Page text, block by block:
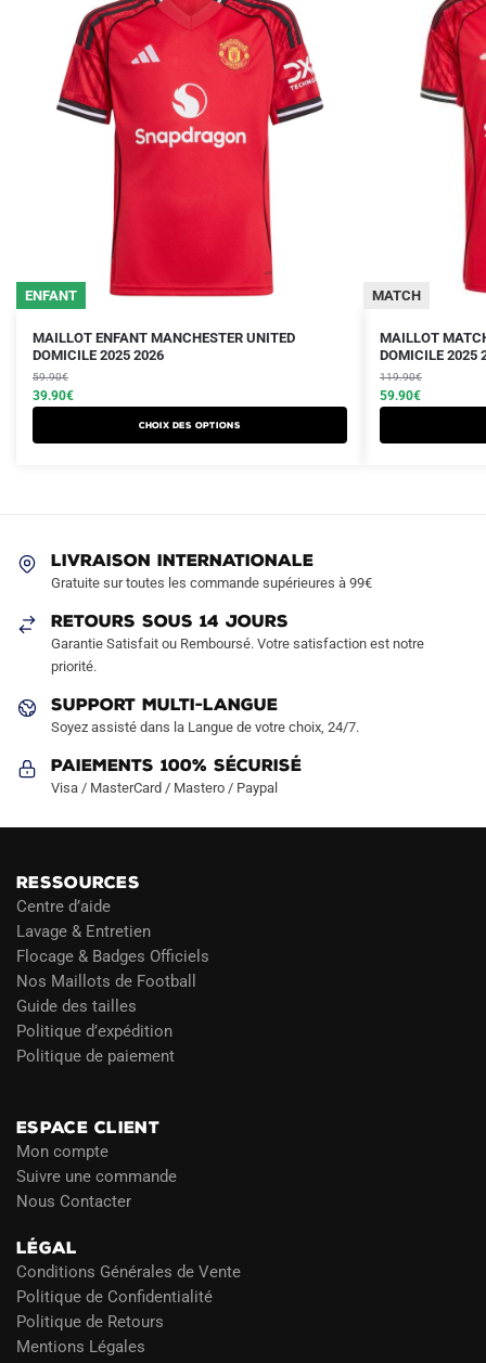
ENFANT
MAILLOT ENFANT MANCHESTER UNITED
DOMICILE 2025 2026
59.90€
Le
prix
initial
était :
39.90€
Le
prix
actuel
est :
Choix des options
Ce
produit
a
plusieurs
variations.
choisies
la
page
produit
MATCH
MAILLOT
DOMICILE 2025
119.90€
Le
prix
initial
était :
59.90€
Le
prix
actuel
est :
Ce
produit
a
plusieurs
variations.
page
LIVRAISON INTERNATIONALE
Gratuite sur toutes les commande supérieures à 99€
RETOURS SOUS 14 JOURS
Garantie Satisfait ou Remboursé. Votre satisfaction est notre
priorité.
SUPPORT MULTI-LANGUE
Soyez assisté dans la Langue de votre choix, 24/7.
Paiements 100% Sécurisé
Visa / MasterCard / Mastero / Paypal
RESSOURCES
Centre d’aide
Lavage & Entretien
Flocage & Badges Officiels
Nos Maillots de Football
Guide des tailles
Politique d’expédition
Politique de paiement
ESPACE CLIENT
Mon compte
Suivre une commande
Nous Contacter
LÉGAL
Conditions Générales de Vente
Politique de Confidentialité
Politique de Retours
Mentions Légales